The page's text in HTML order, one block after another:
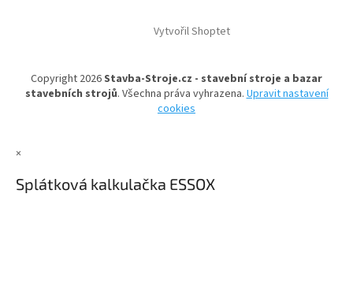
Vytvořil Shoptet
Copyright 2026Stavba-Stroje.cz - stavební stroje a bazar
stavebních strojů. Všechna práva vyhrazena.Upravit nastavení
cookies
×
Splátková kalkulačka ESSOX